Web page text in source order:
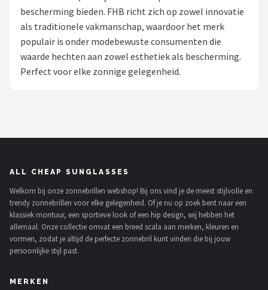
Polaroid
KIMU
Kingseven
Maesy
Fako Sunglasses®
Guess
Serengeti
bescherming bieden. FHB richt zich op zowel innovatie
als traditionele vakmanschap, waardoor het merk
populair is onder modebewuste consumenten die
waarde hechten aan zowel esthetiek als bescherming.
Perfect voor elke zonnige gelegenheid.
ALL CHEAP SUNGLASSES
Welkom bij onze zonnebrillen webshop! Bij ons vind je de meest stijlvolle en
trendy zonnebrillen voor elke gelegenheid. Of je nu op zoek bent naar een
klassiek montuur, een sportieve look of een hip design, wij hebben het
allemaal. Onze collectie omvat een breed scala aan merken, kleuren en
vormen, zodat je altijd de perfecte zonnebril kunt vinden die bij jouw
persoonlijke stijl past.
MERKEN